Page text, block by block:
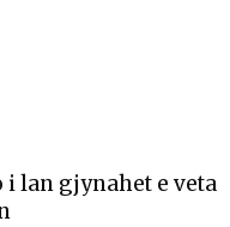
i lan gjynahet e veta